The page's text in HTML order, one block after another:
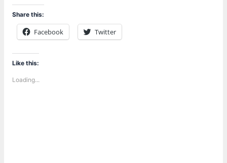
Share this:
Facebook Twitter
Like this:
Loading...